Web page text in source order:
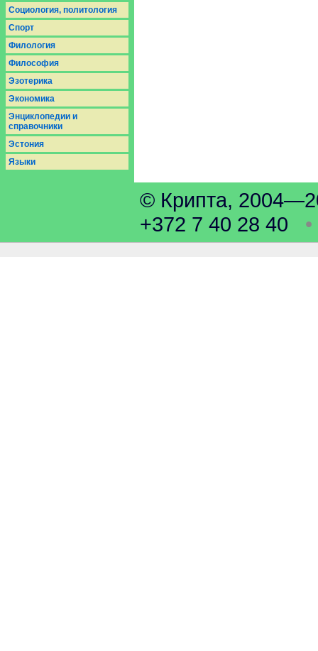
Социология, политология
Спорт
Филология
Философия
Эзотерика
Экономика
Энциклопедии и
справочники
Эстония
Языки
© Крипта,
+372 7 40 28 40 •